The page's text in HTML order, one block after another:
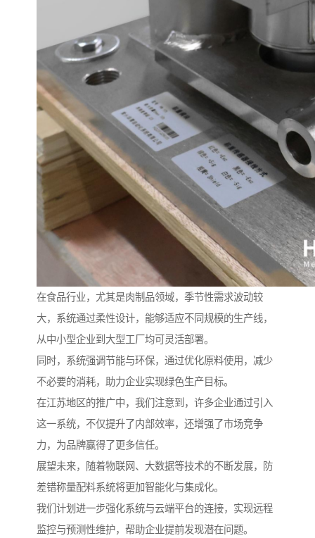
在食品行业，尤其是肉制品领域，季节性需求波动较
大，系统通过柔性设计，能够适应不同规模的生产线，
从中小型企业到大型工厂均可灵活部署。
同时，系统强调节能与环保，通过优化原料使用，减少
不必要的消耗，助力企业实现绿色生产目标。
在江苏地区的推广中，我们注意到，许多企业通过引入
这一系统，不仅提升了内部效率，还增强了市场竞争
力，为品牌赢得了更多信任。
展望未来，随着物联网、大数据等技术的不断发展，防
差错称量配料系统将更加智能化与集成化。
我们计划进一步强化系统与云端平台的连接，实现远程
监控与预测性维护，帮助企业提前发现潜在问题。